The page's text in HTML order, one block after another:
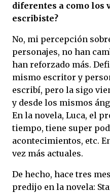
diferentes a como los
escribiste?
No, mi percepción
personajes, no han
han reforzado más.
mismo escritor y
escribí, pero la sigo
y desde los mismos
En la novela, Luca, el
tiempo, tiene super
acontecimientos, etc.
vez más actuales.
De hecho, hace tres
predijo en la novela: